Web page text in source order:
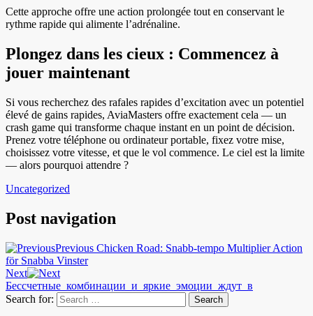
Cette approche offre une action prolongée tout en conservant le
rythme rapide qui alimente l’adrénaline.
Plongez dans les cieux : Commencez à
jouer maintenant
Si vous recherchez des rafales rapides d’excitation avec un potentiel
élevé de gains rapides, AviaMasters offre exactement cela — un
crash game qui transforme chaque instant en un point de décision.
Prenez votre téléphone ou ordinateur portable, fixez votre mise,
choisissez votre vitesse, et que le vol commence. Le ciel est la limite
— alors pourquoi attendre ?
Uncategorized
Post navigation
Previous Chicken Road: Snabb‑tempo Multiplier Action
för Snabba Vinster
Next
Бессчетные_комбинации_и_яркие_эмоции_ждут_в
Search for:
Search